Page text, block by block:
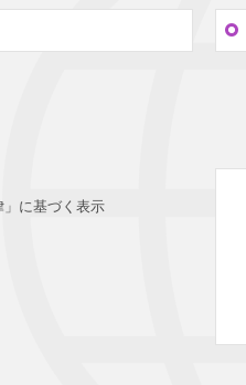
」に基づく表示